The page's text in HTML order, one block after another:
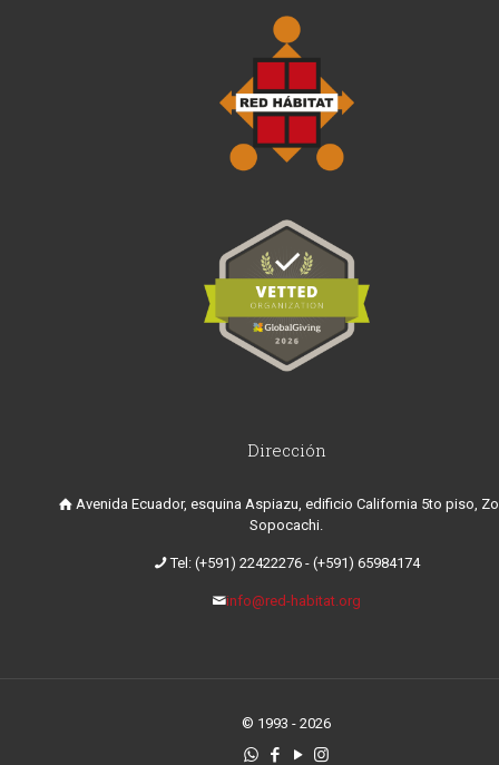
Dirección
Avenida Ecuador, esquina Aspiazu, edificio California 5to piso,
Sopocachi.
Tel: (+591) 22422276 - (+591) 65984174
info@red-habitat.org
© 1993 - 2026